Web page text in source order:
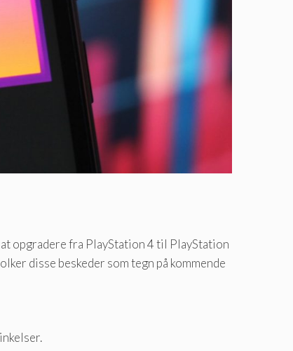
opgradere fra PlayStation 4 til PlayStation
disse beskeder som tegn på kommende